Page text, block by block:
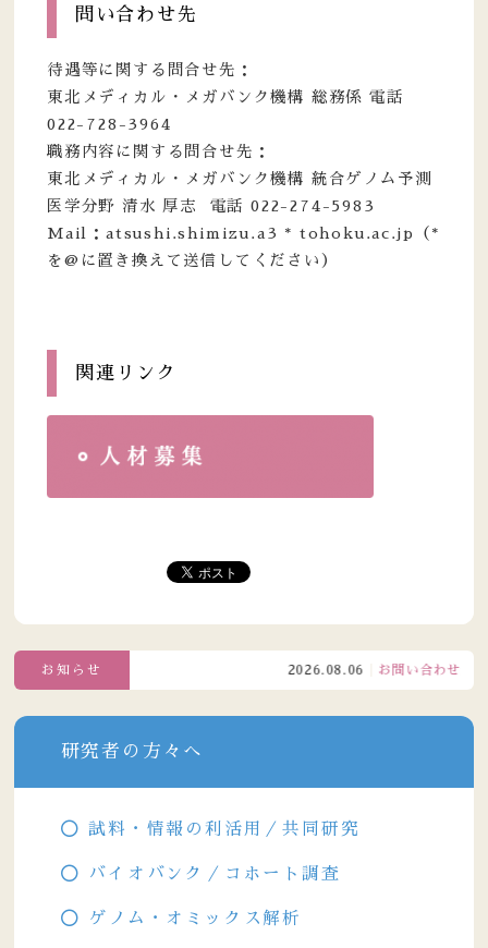
問い合わせ先
待遇等に関する問合せ先：
東北メディカル・メガバンク機構 総務係 電話
022-728-3964
職務内容に関する問合せ先：
東北メディカル・メガバンク機構 統合ゲノム予測
医学分野 清水 厚志 電話 022-274-5983
Mail：atsushi.shimizu.a3 * tohoku.ac.jp（*
を@に置き換えて送信してください）
関連リンク
お知らせ 2026.08.06 お問い合わせ窓
研究者の方々へ
試料・情報の利活用／共同研究
バイオバンク／コホート調査
ゲノム・オミックス解析